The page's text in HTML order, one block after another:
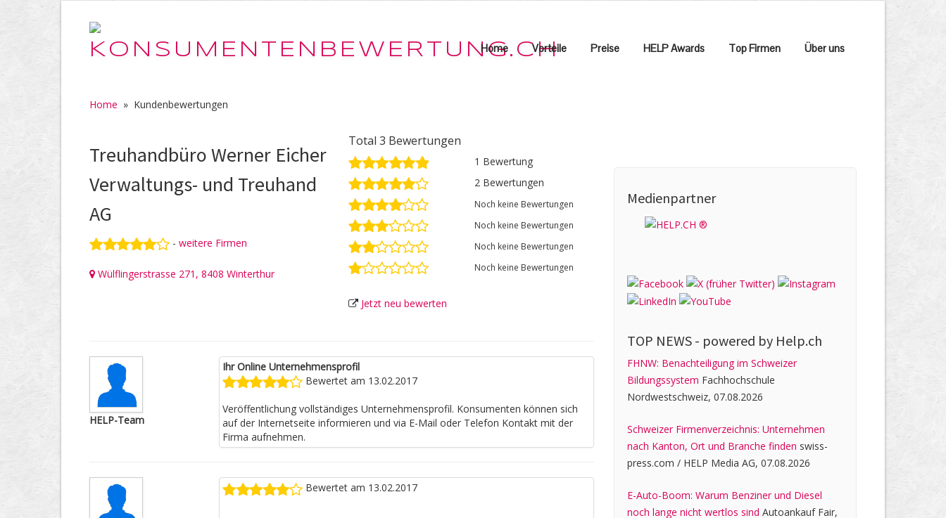
Home Vorteile Preise HELP Awards Top Firmen Über uns
Home » Kundenbewertungen
Treuhandbüro Werner Eicher
Verwaltungs- und Treuhand
AG
- weitere Firmen
Wülflingerstrasse 271, 8408 Winterthur
Total 3 Bewertungen
1 Bewertung
2 Bewertungen
Noch keine Bewertungen
Noch keine Bewertungen
Noch keine Bewertungen
Noch keine Bewertungen
Jetzt neu bewerten
HELP-Team
Ihr Online Unternehmensprofil
Bewertet am 13.02.2017
Veröffentlichung vollständiges Unternehmensprofil. Konsumenten können sich
auf der Internetseite informieren und via E-Mail oder Telefon Kontakt mit der
Firma aufnehmen.
Bewertet am 13.02.2017
Medienpartner
TOP NEWS - powered by Help.ch
FHNW: Benachteiligung im Schweizer
Bildungssystem Fachhochschule
Nordwestschweiz, 07.08.2026
Schweizer Firmenverzeichnis: Unternehmen
nach Kanton, Ort und Branche finden swiss-
press.com / HELP Media AG, 07.08.2026
E-Auto-Boom: Warum Benziner und Diesel
noch lange nicht wertlos sind Autoankauf Fair,